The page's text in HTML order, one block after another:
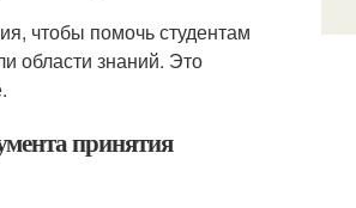
чтобы помочь студентам
области знаний. Это
принятия